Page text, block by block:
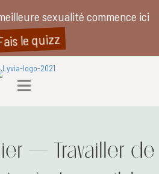
– Travailler de
sexualité commence ici
Fais le quizz